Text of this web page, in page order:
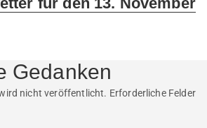
Gedanken
nicht veröffentlicht. Erforderliche Felder